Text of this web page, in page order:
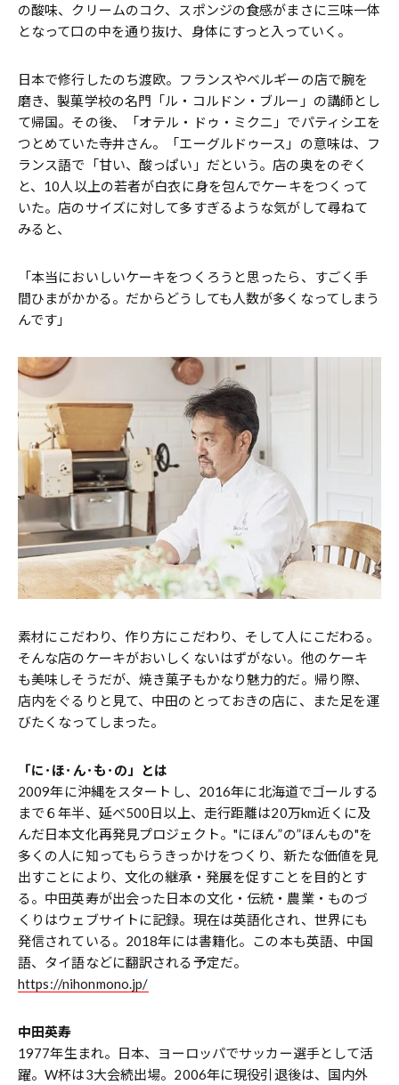
の酸味、クリームのコク、スポンジの食感がまさに三味一体
となって口の中を通り抜け、身体にすっと入っていく。
日本で修行したのち渡欧。フランスやベルギーの店で腕を
磨き、製菓学校の名門「ル・コルドン・ブルー」の講師とし
て帰国。その後、「オテル・ドゥ・ミクニ」でパティシエを
つとめていた寺井さん。「エーグルドゥース」の意味は、フ
ランス語で「甘い、酸っぱい」だという。店の奥をのぞく
と、10人以上の若者が白衣に身を包んでケーキをつくって
いた。店のサイズに対して多すぎるような気がして尋ねて
みると、
「本当においしいケーキをつくろうと思ったら、すごく手
間ひまがかかる。だからどうしても人数が多くなってしまう
んです」
素材にこだわり、作り方にこだわり、そして人にこだわる。
そんな店のケーキがおいしくないはずがない。他のケーキ
も美味しそうだが、焼き菓子もかなり魅力的だ。帰り際、
店内をぐるりと見て、中田のとっておきの店に、また足を運
びたくなってしまった。
「に･ほ･ん･も･の」とは
2009年に沖縄をスタートし、2016年に北海道でゴールする
まで６年半、延べ500日以上、走行距離は20万km近くに及
んだ日本文化再発見プロジェクト。"にほん”の”ほんもの"を
多くの人に知ってもらうきっかけをつくり、新たな価値を見
出すことにより、文化の継承・発展を促すことを目的とす
る。中田英寿が出会った日本の文化・伝統・農業・ものづ
くりはウェブサイトに記録。現在は英語化され、世界にも
発信されている。2018年には書籍化。この本も英語、中国
語、タイ語などに翻訳される予定だ。
https://nihonmono.jp/
中田英寿
1977年生まれ。日本、ヨーロッパでサッカー選手として活
躍。W杯は3大会続出場。2006年に現役引退後は、国内外